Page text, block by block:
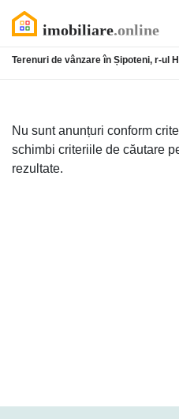
Terenuri de vânzare în Șipoteni, r-ul
Nu sunt anunțuri conform
schimbi criteriile de căutare
rezultate.